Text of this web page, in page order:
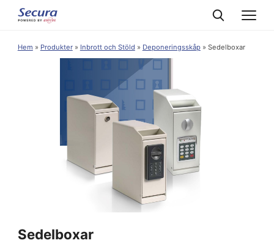
Hem » Produkter» Inbrott och Stöld » Deponeringsskåp» Sedelboxar
Sedelboxar